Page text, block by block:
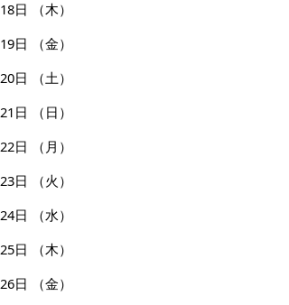
18日
（木）
19日
（金）
20日
（土）
21日
（日）
22日
（月）
23日
（火）
24日
（水）
25日
（木）
26日
（金）